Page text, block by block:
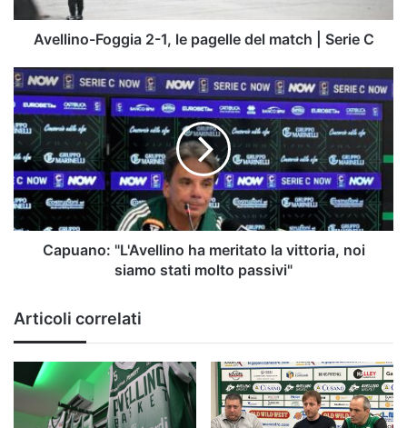
|
SerieAvellino-Foggia 2-1, le pagelle del match | Serie C
Capuano:
"L'Avellino
ha
meritato
la
vittoria,
noi
siamo
stati
moltoCapuano: "L'Avellino ha meritato la vittoria, noi
siamo stati molto passivi"
Articoli correlati